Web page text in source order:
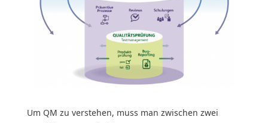
Um QM zu verstehen, muss man zwischen zwei